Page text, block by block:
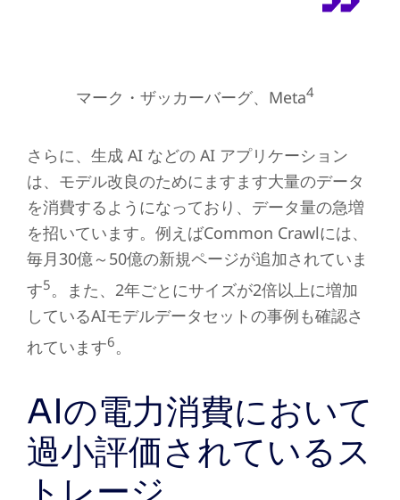
マーク・ザッカーバーグ、Meta4
さらに、生成 AI などの AI アプリケーション
は、モデル改良のためにますます大量のデータ
を消費するようになっており、データ量の急増
を招いています。例えばCommon Crawlには、
毎月30億～50億の新規ページが追加されていま
す5。また、2年ごとにサイズが2倍以上に増加
しているAIモデルデータセットの事例も確認さ
れています6。
AIの電力消費において
過小評価されているス